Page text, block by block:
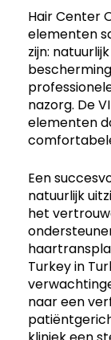
Hair Center
elementen
zijn:
nazorg. De
elementen
Een
natuurlijk
het
Turkey in
naar een